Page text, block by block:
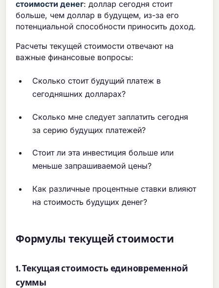
стоимости денег: доллар сегодня стоит
больше, чем доллар в будущем, из-за его
потенциальной способности приносить доход.
Расчеты текущей стоимости отвечают на
важные финансовые вопросы:
Сколько стоит будущий платеж в
сегодняшних долларах?
Сколько мне следует заплатить сегодня
за серию будущих платежей?
Стоит ли эта инвестиция больше или
меньше запрашиваемой цены?
Как различные процентные ставки влияют
на стоимость будущих денег?
Формулы текущей стоимости
1. Текущая стоимость единовременной
суммы